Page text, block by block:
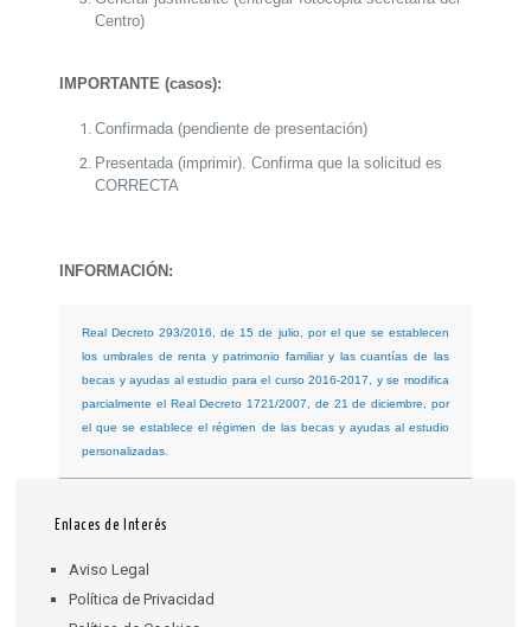
Centro)
IMPORTANTE (casos):
Confirmada (pendiente de presentación)
Presentada (imprimir). Confirma que la solicitud es
CORRECTA
INFORMACIÓN:
Real Decreto 293/2016, de 15 de julio, por el que se establecen
los umbrales de renta y patrimonio familiar y las cuantías de las
becas y ayudas al estudio para el curso 2016-2017, y se modifica
parcialmente el Real Decreto 1721/2007, de 21 de diciembre, por
el que se establece el régimen de las becas y ayudas al estudio
personalizadas.
Enlaces de Interés
Aviso Legal
Política de Privacidad